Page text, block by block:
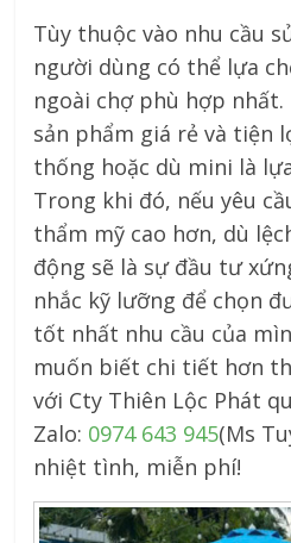
Tùy thuộc vào nhu cầu
người dùng có thể lựa
ngoài chợ phù hợp
sản phẩm giá rẻ và tiện
thống hoặc dù mini là
Trong khi đó, nếu yêu
thẩm mỹ cao hơn, dù
động sẽ là sự đầu tư
nhắc kỹ lưỡng để chọn
tốt nhất nhu cầu của
muốn biết chi tiết hơn
với Cty Thiên Lộc Phát
Zalo: 0974 643 945(Ms
nhiệt tình, miễn phí!